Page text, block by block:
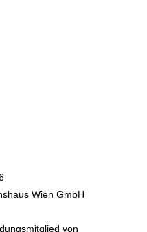
Wien GmbH
von